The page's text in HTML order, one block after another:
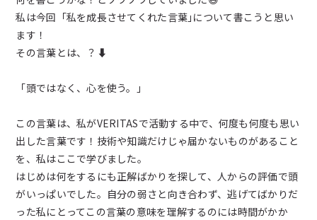
私は今回「私を成長させてくれた言葉｣について書こうと思い
ます！
その言葉とは、？⬇️
「頭ではなく、心を使う。」
この言葉は、私がVERITASで活動する中で、何度も何度も思い
出した言葉です！技術や知識だけじゃ届かないものがあること
を、私はここで学びました。
はじめは何をするにも正解ばかりを探して、人からの評価で頭
がいっぱいでした。自分の弱さと向き合わず、逃げてばかりだ
った私にとってこの言葉の意味を理解するのには時間がかか